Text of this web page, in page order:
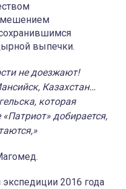
выпечки.
не доезжают!
Казахстан…
которая
добирается,
2016 года